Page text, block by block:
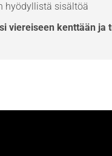
hyödyllistä sisältöä
viereiseen kenttään ja